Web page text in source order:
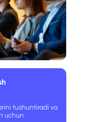
tushuntiradi va
uchun